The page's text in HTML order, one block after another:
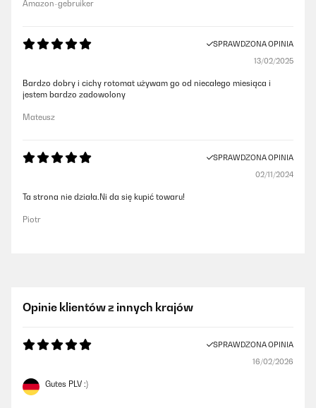
Amazon-gebruiker
SPRAWDZONA OPINIA
13/02/2025
Bardzo dobry i cichy rotomat używam go od niecałego miesiąca i
jestem bardzo zadowolony
Mateusz
SPRAWDZONA OPINIA
02/11/2024
Ta strona nie działa.Ni da się kupić towaru!
Piotr
Opinie klientów z innych krajów
SPRAWDZONA OPINIA
16/02/2026
Gutes PLV :)